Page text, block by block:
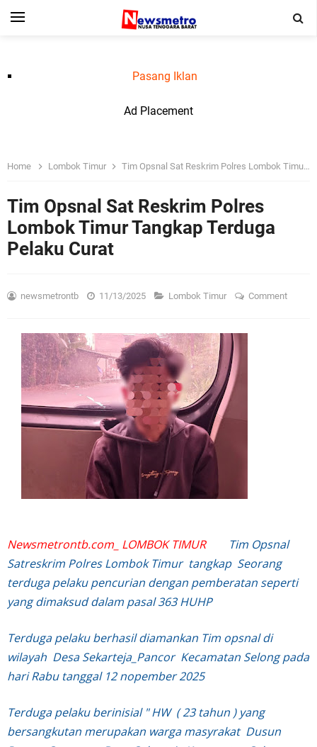
Pasang Iklan
Ad Placement
Home Lombok Timur Tim Opsnal Sat Reskrim Polres Lombok Timur Tangkap Terduga Pelaku Curat
Tim Opsnal Sat Reskrim Polres
Lombok Timur Tangkap Terduga
Pelaku Curat
newsmetrontb 11/13/2025 Lombok Timur Comment
Newsmetrontb.com_ LOMBOK TIMUR
Tim Opsnal
Satreskrim Polres Lombok Timur tangkap Seorang
terduga pelaku pencurian dengan pemberatan seperti
yang dimaksud dalam pasal 363 HUHP
Terduga pelaku berhasil diamankan Tim opsnal di
wilayah Desa Sekarteja_Pancor Kecamatan Selong pada
hari Rabu tanggal 12 nopember 2025
Terduga pelaku berinisial " HW ( 23 tahun ) yang
bersangkutan merupakan warga masyrakat Dusun